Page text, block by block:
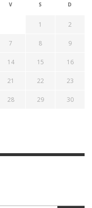
V S D
1 2
7 8 9
14 15 16
21 22 23
28 29 30